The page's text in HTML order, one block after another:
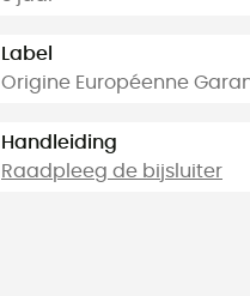
Label
Origine Européenne
Handleiding
Raadpleeg de bijsluiter